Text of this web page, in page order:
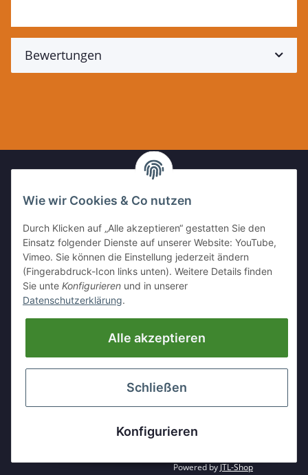
Bewertungen
IHR KONTAKT ZU UNS
Kleinewefersstr. 1
47803 Krefeld
Tel:+49 (0)2151 5372253
Mobil:+49 (0)157 30656681
E-Mai:info@hackmesser24.de
INFORMATIONEN
GESETZLICHE INFORMATIONEN
* Alle Preise zzgl. gesetzlicher USt., zzgl.
Powered by JTL-Shop
Wie wir Cookies & Co nutzen
Durch Klicken auf „Alle akzeptieren“ gestatten Sie den
Einsatz folgender Dienste auf unserer Website: YouTube,
Vimeo. Sie können die Einstellung jederzeit ändern
(Fingerabdruck-Icon links unten). Weitere Details finden
Sie unte Konfigurieren und in unserer
Datenschutzerklärung.
Alle akzeptieren
Schließen
Konfigurieren